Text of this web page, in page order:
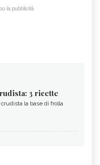
la pubblicità
3 ricette
la base di frolla